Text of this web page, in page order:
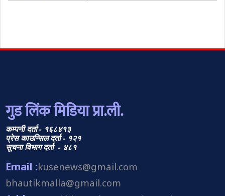
गुड लिंक मिडिया प्रा.ली.
कम्पनी दर्ता - १६८४१३
प्रेस काउन्सिल दर्ता - १२१
सूचना विभाग दर्ता - ४८१
Email :kusenews@gmail.com
bhautikmalla@gmail.com